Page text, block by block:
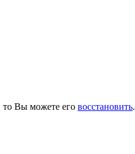
Вы можете его восстановить.